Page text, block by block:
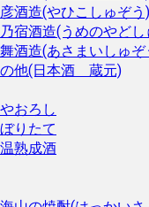
酒造(やひこしゅぞう)
宿酒造(うめのやどし
酒造(あさまいしゅぞ
他(日本酒 蔵元)
おろし
りたて
熟成酒